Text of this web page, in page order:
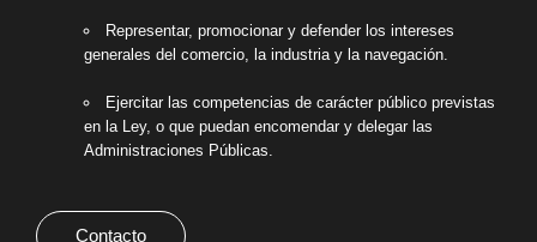
Representar, promocionar y defender los intereses
generales del comercio, la industria y la navegación.
Ejercitar las competencias de carácter público previstas
en la Ley, o que puedan encomendar y delegar las
Administraciones Públicas.
Contacto